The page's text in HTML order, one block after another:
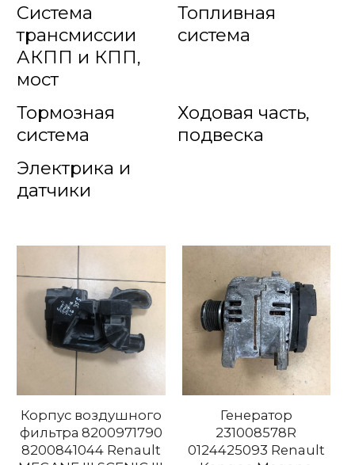
Система
трансмиссии
АКПП и КПП,
мост
Топливная
система
Тормозная
система
Ходовая часть,
подвеска
Электрика и
датчики
Корпус воздушного
фильтра 8200971790
8200841044 Renault
Генератор
231008578R
0124425093 Renault